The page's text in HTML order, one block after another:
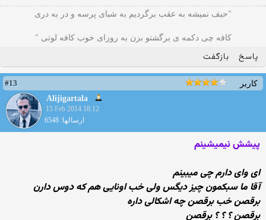
"حیف نمیشه به عقب برگردیم به شبای پرسه و در به دری
کافه چی دکمه ی برگشتو بزن به روزای خوب کافه لوتی "
پاسخ بازگفت
کاربر
#13
Alijigartala
15 Feb 2014 18:12
ارسالها: 6548
پیشش نیمیشینم
ای وای دارم چی میبینم
آقا ما سبكمون چیز دیگس ولی خب اونایی هم كه دوس دارن
برقصن خب برقصن چه اشكالی داره
برقصن ؟‌ ؟‌ ؟ برقصن